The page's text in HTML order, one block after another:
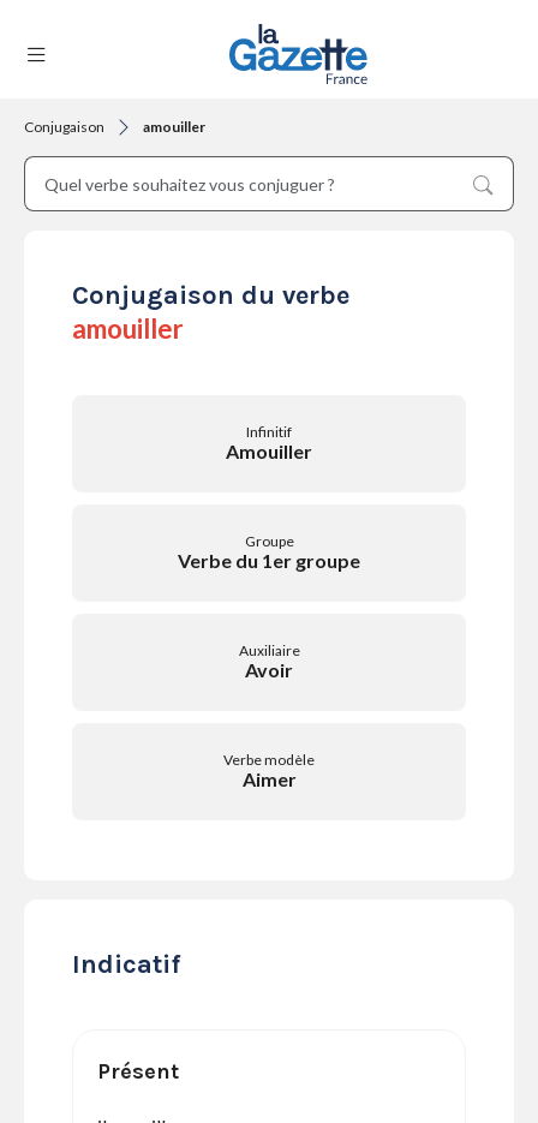
THÉMATIQUES
Conjugaison amouiller
Conjugaison du verbe
amouiller
Infinitif
Amouiller
Groupe
Verbe du 1er groupe
Auxiliaire
Avoir
Verbe modèle
Aimer
Indicatif
Présent